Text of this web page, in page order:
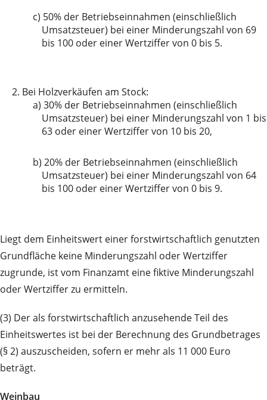
c) 50% der Betriebseinnahmen (einschließlich
Umsatzsteuer) bei einer Minderungszahl von 69
bis 100 oder einer Wertziffer von 0 bis 5.
2. Bei Holzverkäufen am Stock:
a) 30% der Betriebseinnahmen (einschließlich
Umsatzsteuer) bei einer Minderungszahl von 1 bis
63 oder einer Wertziffer von 10 bis 20,
b) 20% der Betriebseinnahmen (einschließlich
Umsatzsteuer) bei einer Minderungszahl von 64
bis 100 oder einer Wertziffer von 0 bis 9.
Liegt dem Einheitswert einer forstwirtschaftlich genutzten
Grundfläche keine Minderungszahl oder Wertziffer
zugrunde, ist vom Finanzamt eine fiktive Minderungszahl
oder Wertziffer zu ermitteln.
(3) Der als forstwirtschaftlich anzusehende Teil des
Einheitswertes ist bei der Berechnung des Grundbetrages
(§ 2) auszuscheiden, sofern er mehr als 11 000 Euro
beträgt.
Weinbau